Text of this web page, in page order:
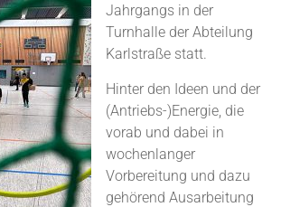
Jahrgangs in der
Turnhalle der Abteilung
Karlstraße statt.
Hinter den Ideen und der
(Antriebs-)Energie, die
vorab und dabei in
wochenlanger
Vorbereitung und dazu
gehörend Ausarbeitung